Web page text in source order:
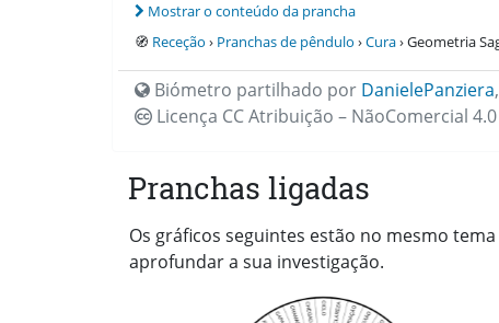
Mostrar o conteúdo da prancha
🧭 Receção › Pranchas de pêndulo ›Cura› Geometria
Biómetro partilhado por DanielePanziera,
Licença CCAtribuição – NãoComercial 4.0
Pranchas ligadas
Os gráficos seguintes estão no mesmo
aprofundar a sua investigação.